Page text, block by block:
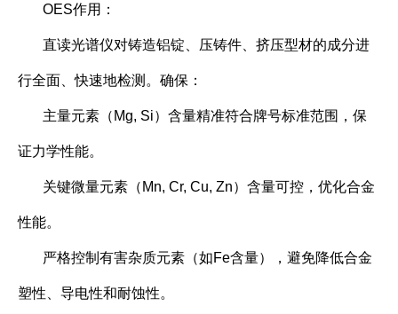
OES作用：
直读光谱仪对铸造铝锭、压铸件、挤压型材的成分进
行全面、快速地检测。确保：
主量元素（Mg, Si）含量精准符合牌号标准范围，保
证力学性能。
关键微量元素（Mn, Cr, Cu, Zn）含量可控，优化合金
性能。
严格控制有害杂质元素（如Fe含量），避免降低合金
塑性、导电性和耐蚀性。